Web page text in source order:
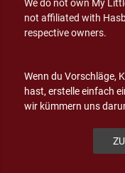
We do not own My
not affiliated with
respective owners.
Wenn du Vorschläge,
hast, erstelle einfach
wir kümmern uns